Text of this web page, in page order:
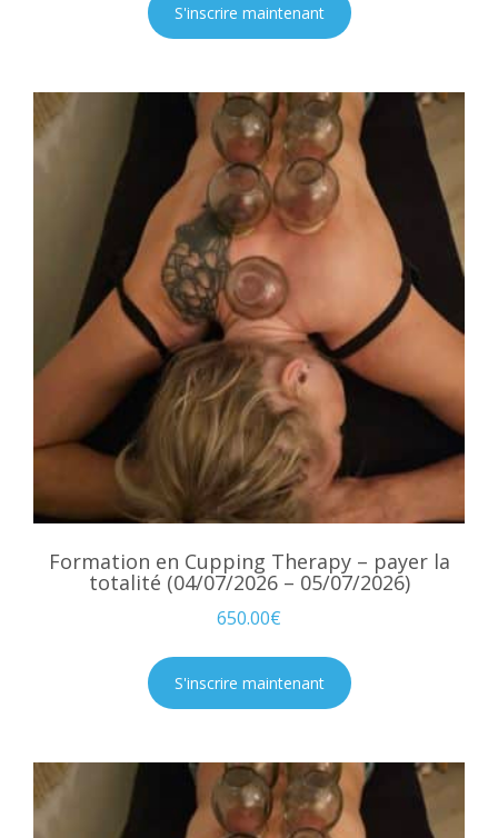
S'inscrire maintenant
Formation en Cupping Therapy – payer la
totalité (04/07/2026 – 05/07/2026)
650.00€
S'inscrire maintenant